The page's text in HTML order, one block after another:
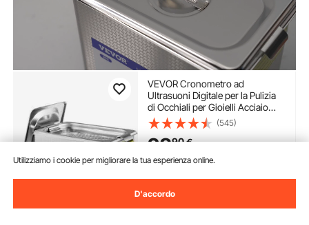
VEVOR Cronometro ad
Ultrasuoni Digitale per la Pulizia
di Occhiali per Gioielli Acciaio
Inossidabile 24W 0,8L
(545)
2890€
Ago. 10
Utilizziamo i cookie per migliorare la tua esperienza online.
D'accordo